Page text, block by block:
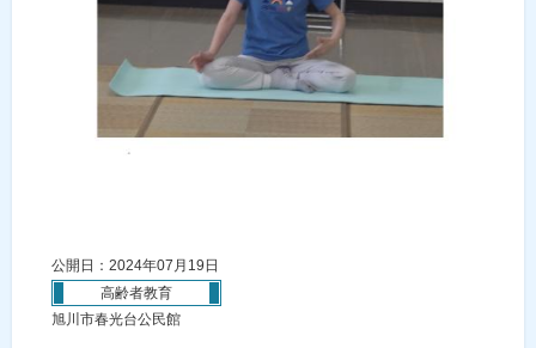
公開日：2024年07月19日
高齢者教育
旭川市春光台公民館